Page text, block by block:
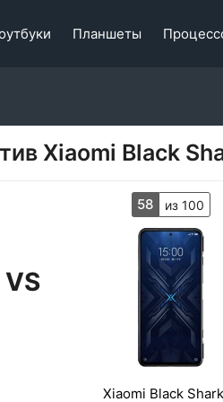
Планшеты
Xiaomi Black
VS
58 из 100
Xiaomi Black